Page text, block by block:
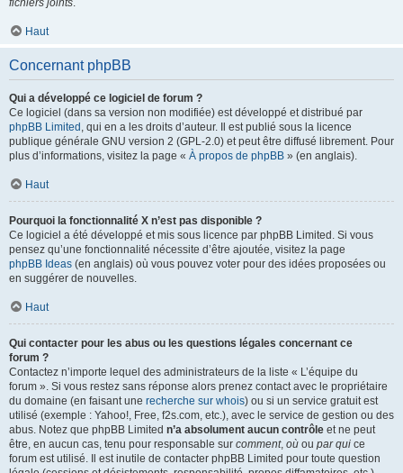
fichiers joints.
Haut
Concernant phpBB
Qui a développé ce logiciel de forum ?
Ce logiciel (dans sa version non modifiée) est développé et distribué par
phpBB Limited , qui en a les droits d’auteur. Il est publié sous la licence
publique générale GNU version 2 (GPL-2.0) et peut être diffusé librement. Pour
plus d’informations, visitez la page « À propos de phpBB » (en anglais).
Haut
Pourquoi la fonctionnalité X n’est pas disponible ?
Ce logiciel a été développé et mis sous licence par phpBB Limited. Si vous
pensez qu’une fonctionnalité nécessite d’être ajoutée, visitez la page
phpBB Ideas (en anglais) où vous pouvez voter pour des idées proposées ou
en suggérer de nouvelles.
Haut
Qui contacter pour les abus ou les questions légales concernant ce
forum ?
Contactez n’importe lequel des administrateurs de la liste « L’équipe du
forum ». Si vous restez sans réponse alors prenez contact avec le propriétaire
du domaine (en faisant une recherche sur whois) ou si un service gratuit est
utilisé (exemple : Yahoo!, Free, f2s.com, etc.), avec le service de gestion ou des
abus. Notez que phpBB Limited n’a absolument aucun contrôle et ne peut
être, en aucun cas, tenu pour responsable sur comment, où ou par qui ce
forum est utilisé. Il est inutile de contacter phpBB Limited pour toute question